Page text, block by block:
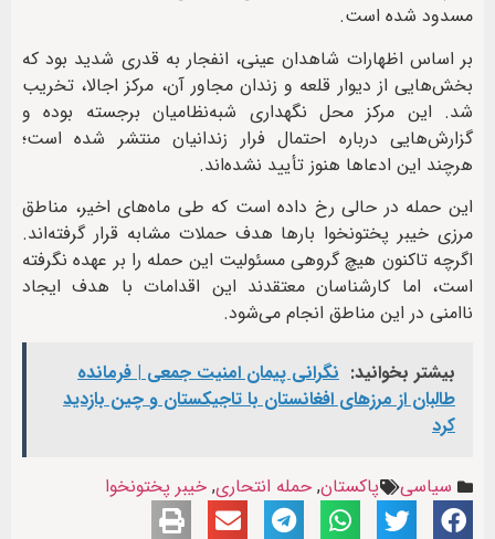
مسدود شده است.
بر اساس اظهارات شاهدان عینی، انفجار به قدری شدید بود که
بخش‌هایی از دیوار قلعه و زندان مجاور آن، مرکز اجالا، تخریب
شد. این مرکز محل نگهداری شبه‌نظامیان برجسته بوده و
گزارش‌هایی درباره احتمال فرار زندانیان منتشر شده است؛
هرچند این ادعاها هنوز تأیید نشده‌اند.
این حمله در حالی رخ داده است که طی ماه‌های اخیر، مناطق
مرزی خیبر پختونخوا بارها هدف حملات مشابه قرار گرفته‌اند.
اگرچه تاکنون هیچ گروهی مسئولیت این حمله را بر عهده نگرفته
است، اما کارشناسان معتقدند این اقدامات با هدف ایجاد
ناامنی در این مناطق انجام می‌شود.
بیشتر بخوانید: نگرانی پیمان امنیت جمعی | فرمانده
طالبان از مرزهای افغانستان با تاجیکستان و چین بازدید
کرد
سیاسی پاکستان, حمله انتحاری, خیبر پختونخوا